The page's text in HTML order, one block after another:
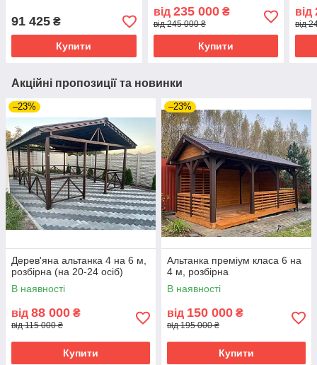
(Б-К2)
91 425 ₴
Купити
від 235 000₴
від 245 000 ₴
Купити
від
від
Акційні пропозиції та новинки
–23%
Дерев'яна альтанка 4 на 6 м,
розбірна (на 20-24 осіб)
В наявності
від 88 000 ₴
від 115 000 ₴
Купити
–23%
Альтанка преміум класа 6 на
4 м, розбірна
В наявності
від 150 000 ₴
від 195 000 ₴
Купити